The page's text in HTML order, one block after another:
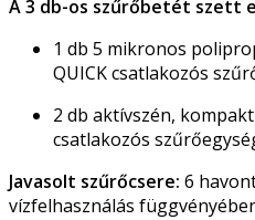
A 3 db-os szűrőbetét szett
1 db 5 mikronos
QUICK csatlakozós
2 db aktívszén,
csatlakozós
Javasolt szűrőcsere: 6
vízfelhasználás